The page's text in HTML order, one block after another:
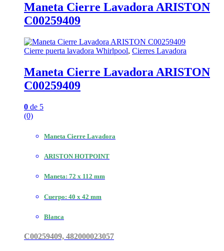
Maneta Cierre Lavadora ARISTON
C00259409
Cierre puerta lavadora Whirlpool, Cierres Lavadora
Maneta Cierre Lavadora ARISTON
C00259409
0 de 5
(0)
Maneta Cierre Lavadora
ARISTON HOTPOINT
Maneta: 72 x 112 mm
Cuerpo: 40 x 42 mm
Blanca
C00259409, 482000023057